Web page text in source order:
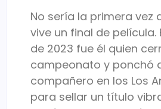
No sería la primera vez
vive un final de película.
de 2023 fue él quien
campeonato y ponchó
compañero en los Los
para sellar un título